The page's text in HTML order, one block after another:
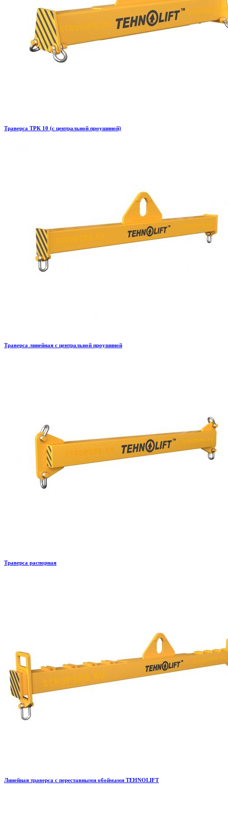
Траверса ТРК 10 (с центральной проушиной)
Траверса линейная с центральной проушиной
Траверса распорная
Линейная траверса с переставными обоймами TEHNOLIFT